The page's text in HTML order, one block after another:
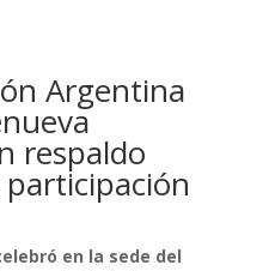
Argentina
respaldo
en la sede del